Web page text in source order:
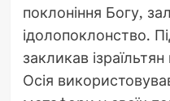
поклоніння Богу,
ідолопоклонство.
закликав ізраїльтян
Осія